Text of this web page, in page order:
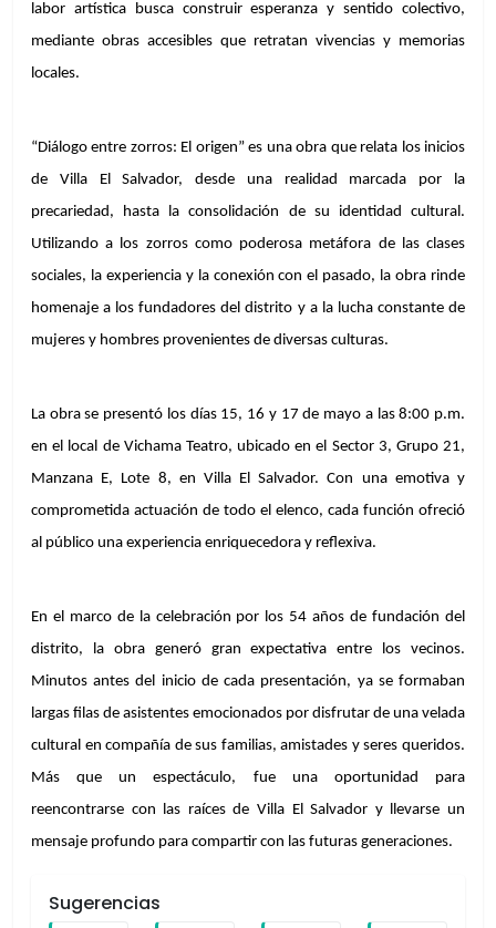
labor artística busca construir esperanza y sentido colectivo,
mediante obras accesibles que retratan vivencias y memorias
locales.
“Diálogo entre zorros: El origen” es una obra que relata los inicios
de Villa El Salvador, desde una realidad marcada por la
precariedad, hasta la consolidación de su identidad cultural.
Utilizando a los zorros como poderosa metáfora de las clases
sociales, la experiencia y la conexión con el pasado, la obra rinde
homenaje a los fundadores del distrito y a la lucha constante de
mujeres y hombres provenientes de diversas culturas.
La obra se presentó los días 15, 16 y 17 de mayo a las 8:00 p.m.
en el local de Vichama Teatro, ubicado en el Sector 3, Grupo 21,
Manzana E, Lote 8, en Villa El Salvador. Con una emotiva y
comprometida actuación de todo el elenco, cada función ofreció
al público una experiencia enriquecedora y reflexiva.
En el marco de la celebración por los 54 años de fundación del
distrito, la obra generó gran expectativa entre los vecinos.
Minutos antes del inicio de cada presentación, ya se formaban
largas filas de asistentes emocionados por disfrutar de una velada
cultural en compañía de sus familias, amistades y seres queridos.
Más que un espectáculo, fue una oportunidad para
reencontrarse con las raíces de Villa El Salvador y llevarse un
mensaje profundo para compartir con las futuras generaciones.
Sugerencias